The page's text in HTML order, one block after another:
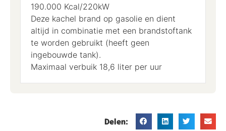
190.000 Kcal/220kW
Deze kachel brand op gasolie en dient
altijd in combinatie met een brandstoftank
te worden gebruikt (heeft geen
ingebouwde tank).
Maximaal verbuik 18,6 liter per uur
Delen: